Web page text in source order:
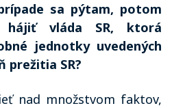
sa pýtam, potom
hájiť vláda SR, ktorá
jednotky uvedených
prežitia SR?
nad množstvom faktov,